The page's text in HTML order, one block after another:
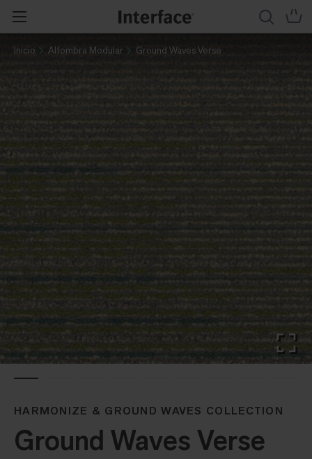
Inicio Alfombra Modular Ground Waves Verse
HARMONIZE & GROUND WAVES COLLECTION
Ground Waves Verse